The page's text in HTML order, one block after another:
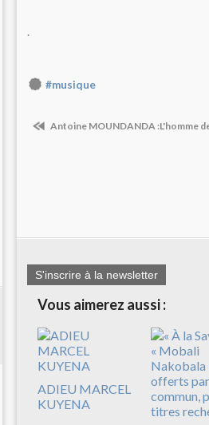
.
#musique
Antoine MOUNDANDA :L'homme
S'inscrire à la newsletter
Vous aimerez aussi :
ADIEU MARCEL
KUYENA